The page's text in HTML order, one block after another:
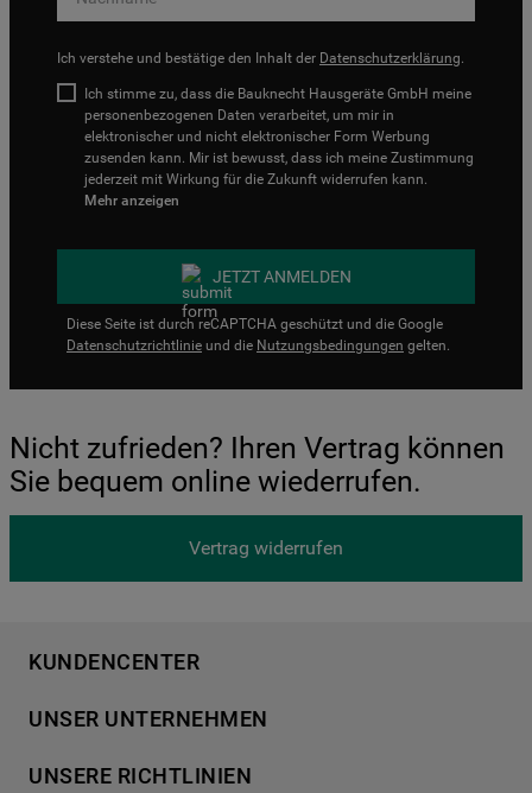
Ich verstehe und bestätige den Inhalt der Datenschutzerklärung.
Ich stimme zu, dass die Bauknecht Hausgeräte GmbH meine
personenbezogenen Daten verarbeitet, um mir in
elektronischer und nicht elektronischer Form Werbung
zusenden kann. Mir ist bewusst, dass ich meine Zustimmung
jederzeit mit Wirkung für die Zukunft widerrufen kann.
Mehr anzeigen
JETZT ANMELDEN
Diese Seite ist durch reCAPTCHA geschützt und die Google
Datenschutzrichtlinie und die Nutzungsbedingungen gelten.
Nicht zufrieden? Ihren Vertrag können
Sie bequem online wiederrufen.
Vertrag widerrufen
KUNDENCENTER
Händlersuche
Häufige Fragen
UNSER UNTERNEHMEN
Für Händler
UNSERE RICHTLINIEN